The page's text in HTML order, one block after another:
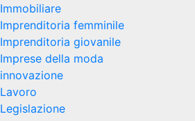
Immobiliare
Imprenditoria femminile
Imprenditoria giovanile
Imprese della moda
innovazione
Lavoro
Legislazione